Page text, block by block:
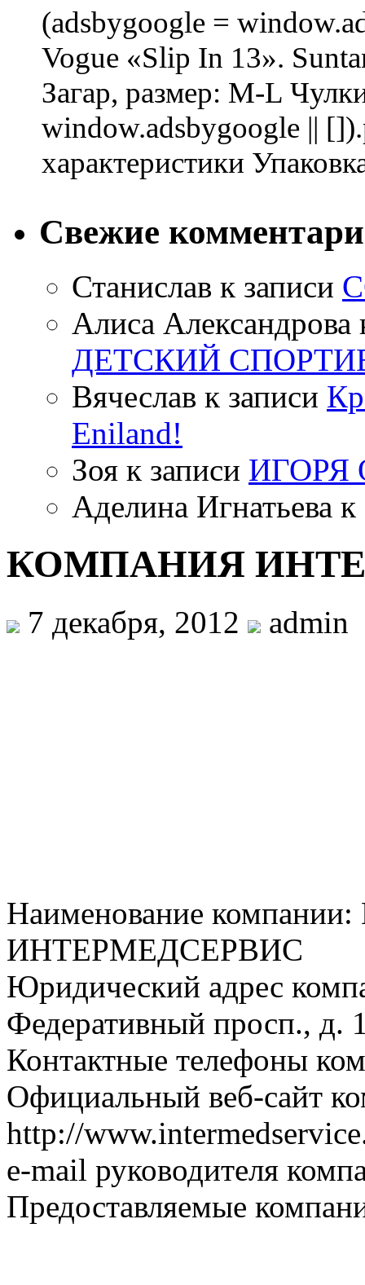
(adsbygoogle =
Vogue «Slip In 13».
Загар, размер: M-L
window.adsbygoogle ||
характеристики
Свежие
Станислав к записи
Алиса Александрова
ДЕТСКИЙ
Вячеслав к записи
Eniland!
Зоя к записи ИГОРЯ
Аделина Игнатьева к
КОМПАНИЯ
7 декабря, 2012 admin
Наименование
ИНТЕРМЕДСЕРВИС
Юридический адрес
Федеративный просп., д.
Контактные телефоны
Официальный веб-сайт
http://
e-mail руководителя
Предоставляемые